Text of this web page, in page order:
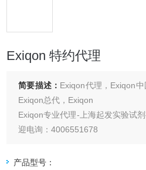
Exiqon 特约代理
简要描述： Exiqon代理，Exiqon
Exiqon总代，Exiqon
Exiqon专业代理-上海起发实验试
迎电询：4006551678
产品型号：